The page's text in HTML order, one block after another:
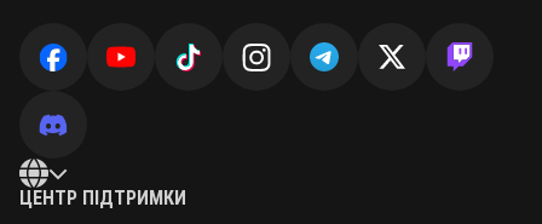
ЦЕНТР ПІДТРИМКИ